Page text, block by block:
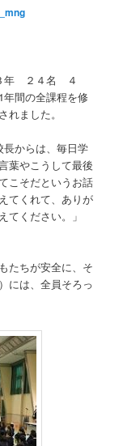
年 ２４名 ４
間の全課程を修
ました。
長からは、毎日学
葉やこうして最後
こそだというお話
てくれて、ありが
てください。」
たちが安全に、そ
には、全員そろっ